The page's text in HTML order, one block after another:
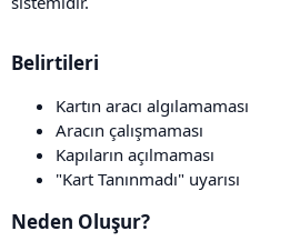
Belirtileri​
Kartın aracı algılamaması
Aracın çalışmaması
Kapıların açılmaması
"Kart Tanınmadı" uyarısı
Neden Oluşur?​